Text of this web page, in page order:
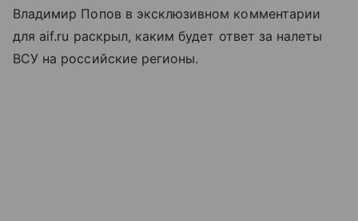
Владимир Попов в эксклюзивном комментарии
для aif.ru раскрыл, каким будет ответ за налеты
ВСУ на российские регионы.